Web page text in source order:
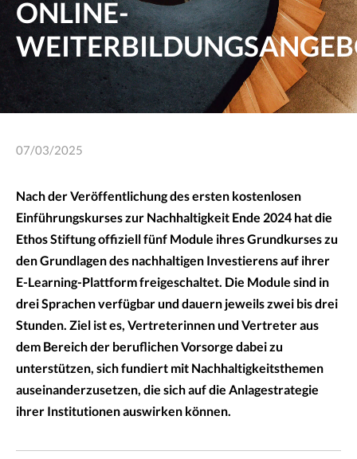
ONLINE-
07/03/2025
Nach der Veröffentlichung des ersten kostenlosen
Einführungskurses zur Nachhaltigkeit Ende 2024 hat die
Ethos Stiftung offiziell fünf Module ihres Grundkurses zu
den Grundlagen des nachhaltigen Investierens auf ihrer
E-Learning-Plattform freigeschaltet. Die Module sind in
drei Sprachen verfügbar und dauern jeweils zwei bis drei
Stunden. Ziel ist es, Vertreterinnen und Vertreter aus
dem Bereich der beruflichen Vorsorge dabei zu
unterstützen, sich fundiert mit Nachhaltigkeitsthemen
auseinanderzusetzen, die sich auf die Anlagestrategie
ihrer Institutionen auswirken können.